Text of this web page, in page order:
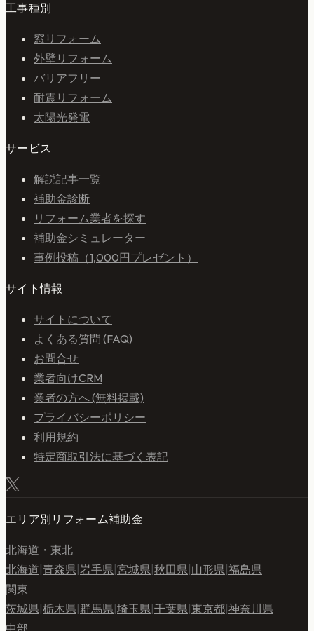
工事種別
窓リフォーム
外壁リフォーム
バリアフリー
耐震リフォーム
太陽光発電
サービス
解説記事一覧
補助金診断
リフォーム業者を探す
補助金シミュレーター
事例投稿（1,000円プレゼント）
サイト情報
サイトについて
よくある質問 (FAQ)
お問合せ
業者向けCRM
業者の方へ (無料掲載)
プライバシーポリシー
利用規約
特定商取引法に基づく表記
エリア別リフォーム補助金
北海道・東北
北海道 青森県 岩手県 宮城県 秋田県 山形県 福島県
関東
茨城県 栃木県 群馬県 埼玉県 千葉県 東京都 神奈川県
中部